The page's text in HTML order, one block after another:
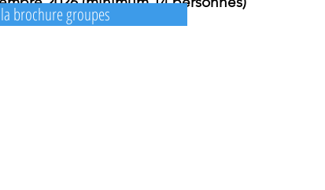
brochure groupes